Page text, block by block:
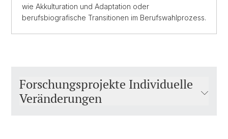
wie Akkulturation und Adaptation oder
berufsbiografische Transitionen im Berufswahlprozess.
Forschungsprojekte Individuelle
Veränderungen